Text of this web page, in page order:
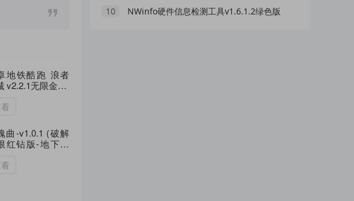
地铁酷跑 浪者
v2.2.1无限金币/
曲-v1.0.1 (破解
红钻版-地下城
10 NWinfo硬件信息检测工具v1.6.1.2绿色版